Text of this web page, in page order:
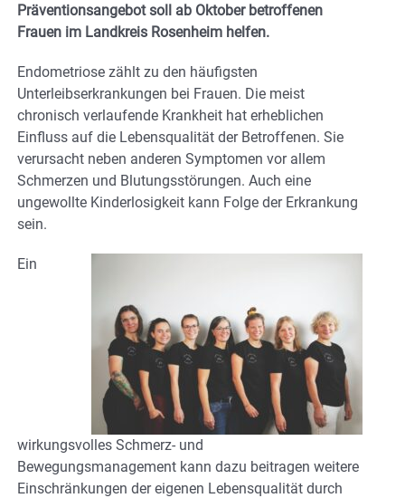
Präventionsangebot soll ab Oktober betroffenen
Frauen im Landkreis Rosenheim helfen.
Endometriose zählt zu den häufigsten
Unterleibserkrankungen bei Frauen. Die meist
chronisch verlaufende Krankheit hat erheblichen
Einfluss auf die Lebensqualität der Betroffenen. Sie
verursacht neben anderen Symptomen vor allem
Schmerzen und Blutungsstörungen. Auch eine
ungewollte Kinderlosigkeit kann Folge der Erkrankung
sein.
Ein
wirkungsvolles Schmerz- und
Bewegungsmanagement kann dazu beitragen weitere
Einschränkungen der eigenen Lebensqualität durch